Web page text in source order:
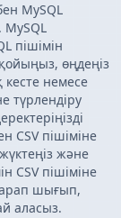
MySQL
MySQL
пішімін
өңдеңіз
немесе
түрлендіру
CSV пішіміне
және
CSV пішіміне
шығып,
аласыз.